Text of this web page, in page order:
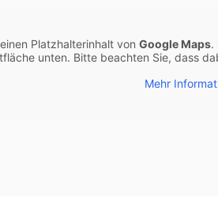
Platzhalterinhalt vonGoogle Maps.
unten. Bitte beachten Sie, dass
Mehr